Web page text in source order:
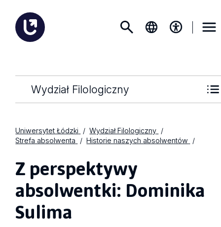
Wydział Filologiczny
Uniwersytet Łódzki
Wydział Filologiczny
Strefa absolwenta
Historie naszych absolwentów
Z perspektywy
absolwentki: Dominika
Sulima